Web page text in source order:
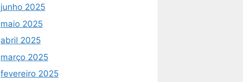
junho 2025
maio 2025
abril 2025
março 2025
fevereiro 2025